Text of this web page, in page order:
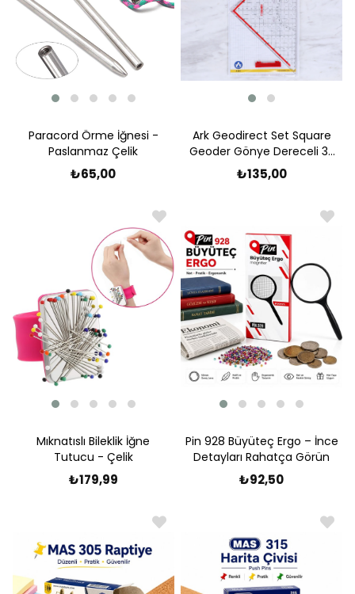
Paracord Örme İğnesi -
Paslanmaz Çelik
₺65,00
Ark Geodirect Set Square
Geoder Gönye Dereceli 32
cm x 45
₺135,00
Mıknatıslı Bileklik İğne
Tutucu - Çelik
₺179,99
Pin 928 Büyüteç Ergo – İnce
Detayları Rahatça Görün
₺92,50